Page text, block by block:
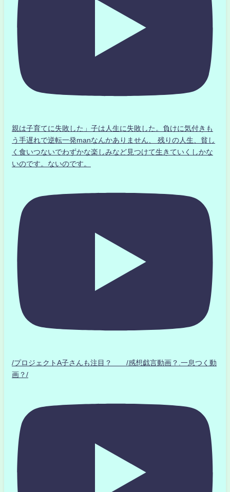
親は子育てに失敗した」子は人生に失敗した。負けに気付きも
う手遅れで逆転一発manなんかありません、 残りの人生、貧し
く食いつないでわずかな楽しみなど見つけて生きていくしかな
いのです。ないのです。
/プロジェクトA子さんも注目？ /感想戯言動画？.一息つく動
画？/